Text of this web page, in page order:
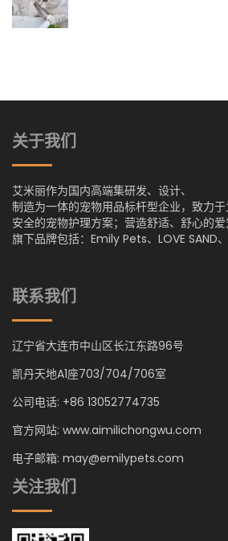
关于我们
艾米丽作为国内高端集研发、设计、
制造为一体的宠物用品标杆型企业，致力于
安全的宠物护理方案；营造舒适、舒心的爱
旗下品牌包括：Emily Pets、LOVE SAND、
联系我们
辽宁省大连市中山区长江东路96号
凯丹天地A1座703/704/706室
公司电话: +86 13052774735
官方网站: www.aimilichongwu.com
电子邮箱: may@emilypets.com
关注我们